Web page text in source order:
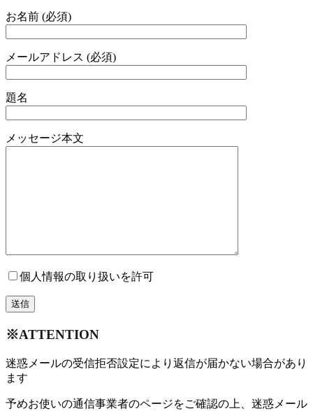
お名前 (必須)
メールアドレス (必須)
題名
メッセージ本文
個人情報の取り扱いを許可
※ATTENTION
迷惑メールの受信拒否設定により返信が届かない場合があり
ます
予めお使いの通信事業者のページをご確認の上、迷惑メール